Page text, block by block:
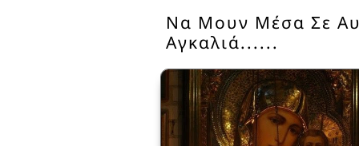
Να Μουν Μέσα Σε
Αγκαλιά......